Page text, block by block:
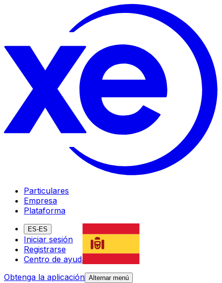
Particulares
Empresa
Plataforma
ES-ES
Iniciar sesión
Registrarse
Centro de ayuda
Obtenga la aplicación Alternar menú